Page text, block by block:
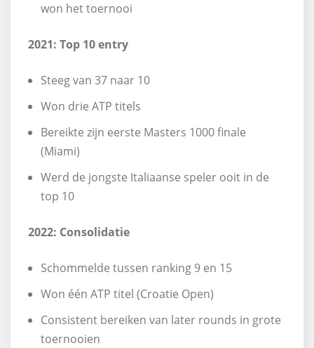
won het toernooi
2021: Top 10 entry
Steeg van 37 naar 10
Won drie ATP titels
Bereikte zijn eerste Masters 1000 finale
(Miami)
Werd de jongste Italiaanse speler ooit in de
top 10
2022: Consolidatie
Schommelde tussen ranking 9 en 15
Won één ATP titel (Croatie Open)
Consistent bereiken van later rounds in grote
toernooien